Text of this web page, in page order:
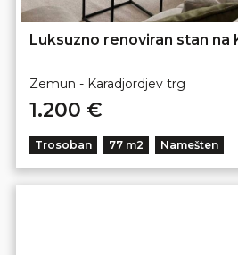
Luksuzno renoviran stan na
Zemun - Karadjordjev trg
1.200 €
Trosoban 77 m2 Namešten